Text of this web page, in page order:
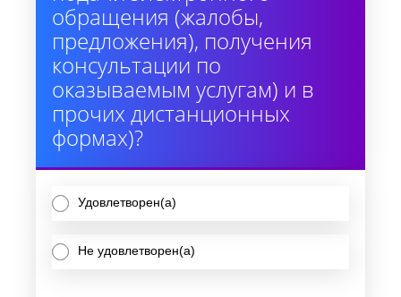
обращения (жалобы,
предложения), получения
консультации по
оказываемым услугам) и в
прочих дистанционных
формах)?
Удовлетворен(а)
Не удовлетворен(а)